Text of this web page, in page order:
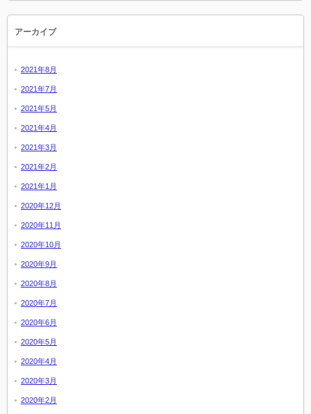
アーカイブ
2021年8月
2021年7月
2021年5月
2021年4月
2021年3月
2021年2月
2021年1月
2020年12月
2020年11月
2020年10月
2020年9月
2020年8月
2020年7月
2020年6月
2020年5月
2020年4月
2020年3月
2020年2月